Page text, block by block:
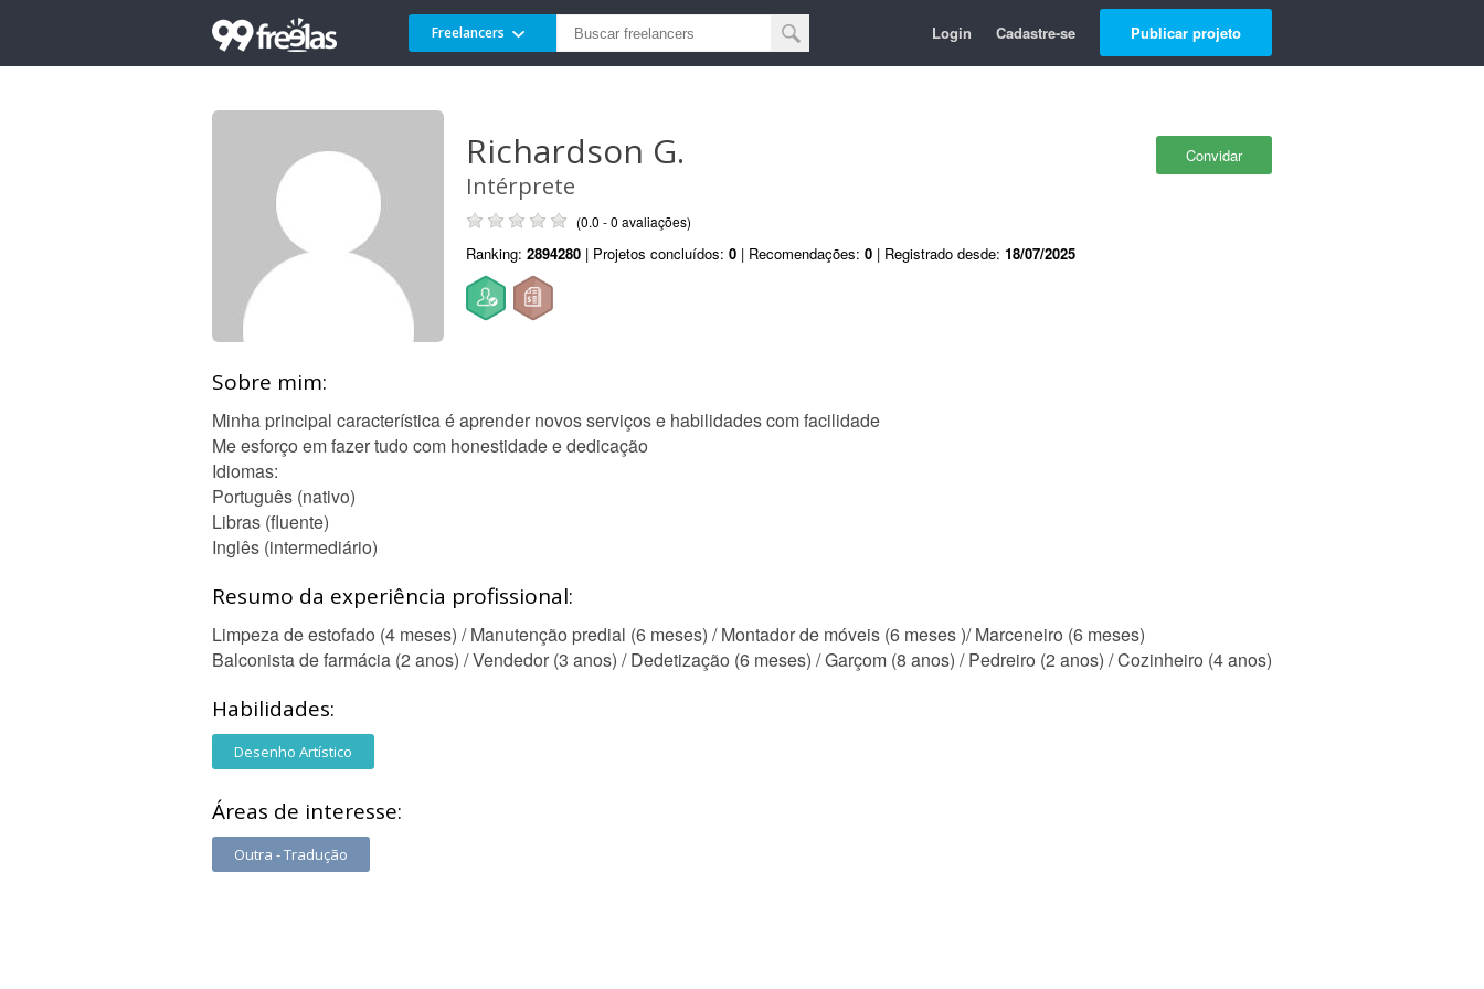
Freelancers Login Cadastre-se Publicar projeto
Convidar
Richardson G.
Intérprete
(0.0 - 0 avaliações)
Ranking: 2894280 | Projetos concluídos: 0 | Recomendações: 0 | Registrado desde: 18/07/2025
Sobre mim:
Minha principal característica é aprender novos serviços e habilidades com facilidade
Me esforço em fazer tudo com honestidade e dedicação
Idiomas:
Português (nativo)
Libras (fluente)
Inglês (intermediário)
Resumo da experiência profissional:
Limpeza de estofado (4 meses) / Manutenção predial (6 meses) / Montador de móveis (6 meses )/ Marceneiro (6 meses)
Balconista de farmácia (2 anos) / Vendedor (3 anos) / Dedetização (6 meses) / Garçom (8 anos) / Pedreiro (2 anos) / Cozinheiro (4 anos)
Habilidades:
Desenho Artístico
Áreas de interesse:
Outra - Tradução